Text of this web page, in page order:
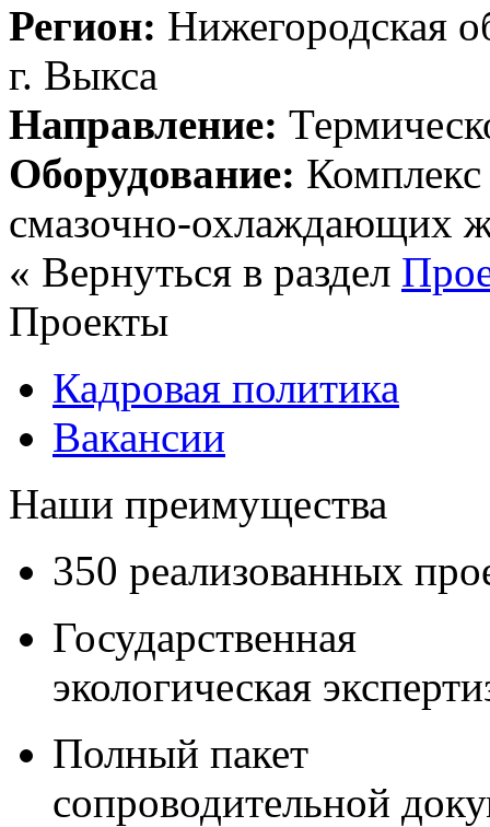
Регион: Нижегородская
г. Выкса
Направление:
Оборудование: Комплекс
смазочно-охлаждающих
« Вернуться в раздел
Проекты
Кадровая политика
Вакансии
Наши преимущества
350 реализованных
Государственная
экологическая
Полный пакет
сопроводительной